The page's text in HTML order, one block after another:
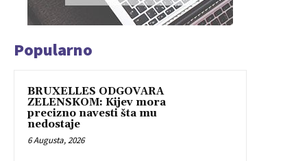
Popularno
BRUXELLES ODGOVARA
ZELENSKOM: Kijev mora
precizno navesti šta mu
nedostaje
6 Augusta, 2026